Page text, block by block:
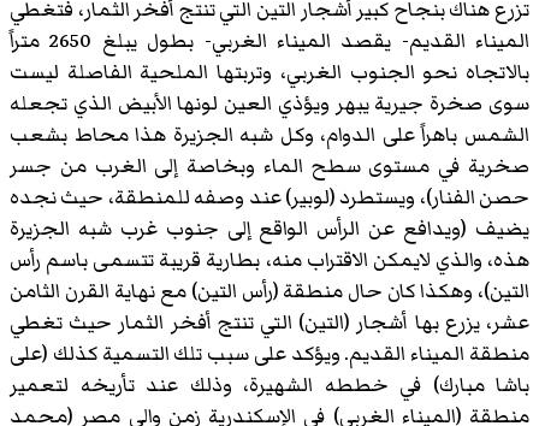
تزرع هناك بنجاح كبير أشجار التين التي تنتج أفخر الثمار، فتغطي
الميناء القديم- يقصد الميناء الغربي- بطول يبلغ 2650 متراً
بالاتجاه نحو الجنوب الغربي، وتربتها الملحية الفاصلة ليست
سوى صخرة جيرية يبهر ويؤذي العين لونها الأبيض الذي تجعله
الشمس باهراً على الدوام، وكل شبه الجزيرة هذا محاط بشعب
صخرية في مستوى سطح الماء وبخاصة إلى الغرب من جسر
حصن الفنار)، ويستطرد (لوبير) عند وصفه للمنطقة، حيث نجده
يضيف (ويدافع عن الرأس الواقع إلى جنوب غرب شبه الجزيرة
هذه، والذي لايمكن الاقتراب منه، بطارية قريبة تتسمى باسم رأس
التين)، وهكذا كان حال منطقة (رأس التين) مع نهاية القرن الثامن
عشر، يزرع بها أشجار (التين) التي تنتج أفخر الثمار حيث تغطي
منطقة الميناء القديم. ويؤكد على سبب تلك التسمية كذلك (على
باشا مبارك) في خططه الشهيرة، وذلك عند تأريخه لتعمير
منطقة (الميناء الغربي) في الإسكندرية زمن والي مصر (محمد